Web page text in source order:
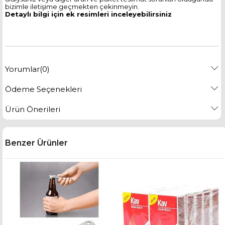
bizimle iletişime geçmekten çekinmeyin.
Detaylı bilgi için ek resimleri inceleyebilirsiniz
Yorumlar(0)
Ödeme Seçenekleri
Ürün Önerileri
Benzer Ürünler